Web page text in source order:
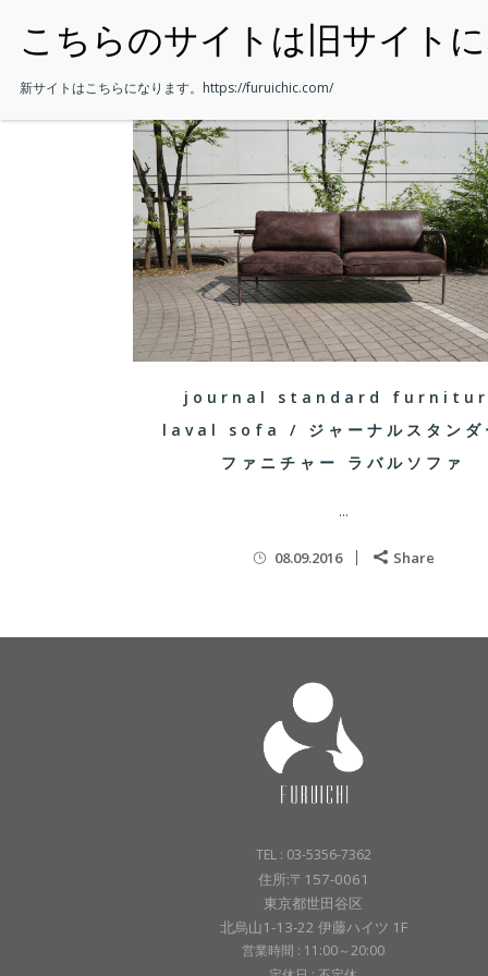
・HOME
journal standard
laval sofa / ジャーナルスタンダ
ファニチャー ラバルソファ
...
08.09.2016 Share
TEL : 03-5356-7362
住所:〒157-0061
東京都世田谷区
北烏山1-13-22 伊藤ハイツ 1F
営業時間 : 11:00～20:00
新サイトはこちらになります。 https://furuichic.com/